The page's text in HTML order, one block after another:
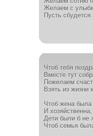
Желаем с
Пусть
Чтоб тебя
Вместе тут
Пожелаем
Взять из жизни
Чтоб жена была
И
Дети были б не
Чтоб семья